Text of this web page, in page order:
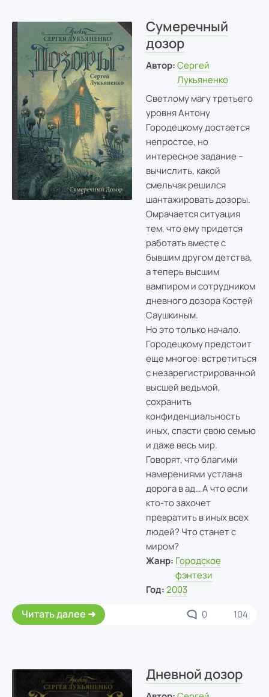
Сумеречный
дозор
Автор: Сергей
Лукьяненко
Светлому магу третьего
уровня Антону
Городецкому достается
непростое, но
интересное задание –
вычислить, какой
смельчак решился
шантажировать дозоры.
Омрачается ситуация
тем, что ему придется
работать вместе с
бывшим другом детства,
а теперь высшим
вампиром и сотрудником
дневного дозора Костей
Саушкиным.
Но это только начало.
Городецкому предстоит
еще многое: встретиться
с незарегистрированной
высшей ведьмой,
сохранить
конфиденциальность
иных, спасти свою семью
и даже весь мир.
Говорят, что благими
намерениями устлана
дорога в ад… А что если
кто-то захочет
превратить в иных всех
людей? Что станет с
миром?
Жанр: Городское
фэнтези
Год: 2003
Читать далее 0 104
Дневной дозор